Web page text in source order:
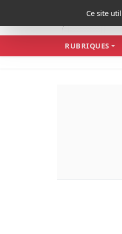
Ce site
RUBRIQUES